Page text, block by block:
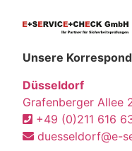
Unsere
Düsseldorf
Grafenberger Allee
+49 (0)211 616
duesseldorf@e-